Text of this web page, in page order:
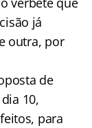
já
outra, por
de
10,
para